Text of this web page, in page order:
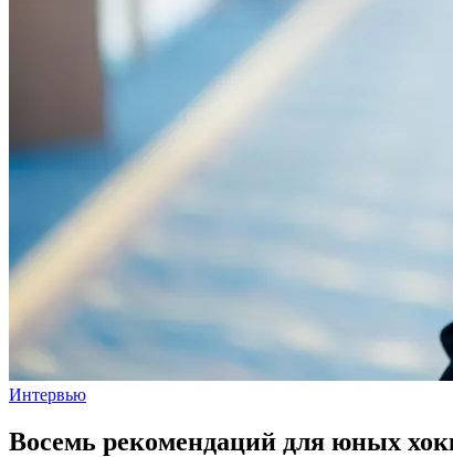
Интервью
Восемь рекомендаций для юных